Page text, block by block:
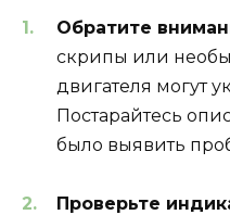
Обратите
скрипы или
двигателя могут
Постарайтесь
было выявить
Проверьте